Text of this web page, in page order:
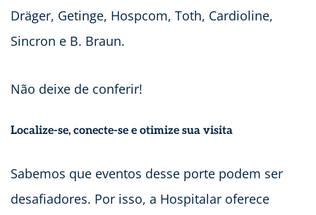
Dräger, Getinge, Hospcom, Toth, Cardioline,
Sincron e B. Braun.
Não deixe de conferir!
Localize-se, conecte-se e otimize sua visita
Sabemos que eventos desse porte podem ser
desafiadores. Por isso, a Hospitalar oferece